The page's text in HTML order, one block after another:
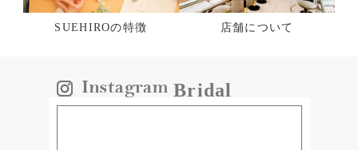
SUEHIROの特徴 店舗について
Bridal